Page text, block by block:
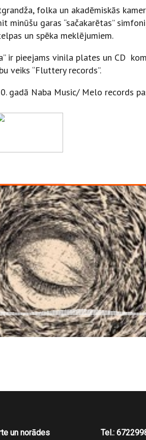
folka un akadēmiskās
garas “sačakarētas”
un spēka meklējumiem.
ir pieejams vinila plates un CD
veiks “Fluttery records”.
gadā Naba Music/ Melo records
un norādes Tel.: